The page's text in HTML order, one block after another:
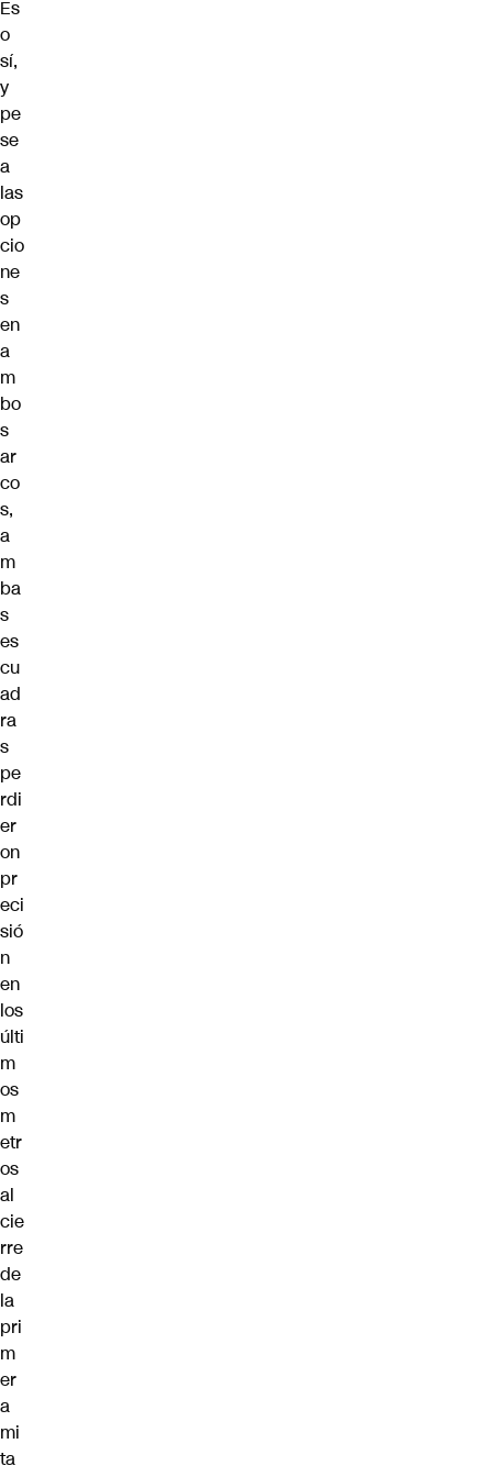
Es
o
sí,
y
pe
se
a
las
op
cio
ne
s
en
a
m
bo
s
ar
co
s,
a
m
ba
s
es
cu
ad
ra
s
pe
rdi
er
on
pr
eci
sió
n
en
los
últi
m
os
m
etr
os
al
cie
rre
de
la
pri
m
er
a
mi
ta